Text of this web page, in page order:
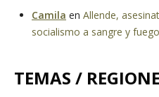
Camila en Allende,
socialismo a sangre y fuego
TEMAS /